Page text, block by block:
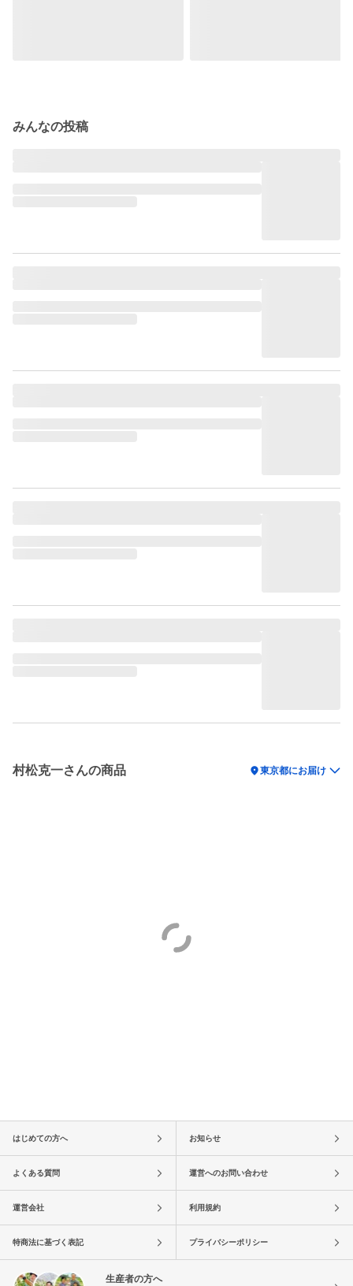
みんなの投稿
村松克一さんの商品 location_on東京都にお届け
はじめての方へ お知らせ
よくある質問 運営へのお問い合わせ
運営会社 利用規約
特商法に基づく表記 プライバシーポリシー
生産者の方へ